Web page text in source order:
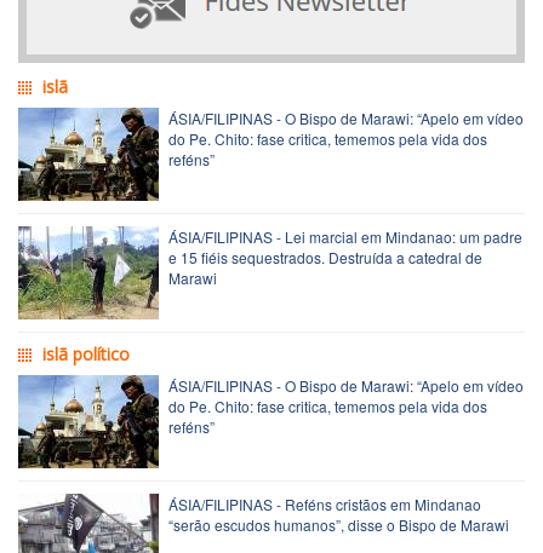
islã
ÁSIA/FILIPINAS - O Bispo de Marawi: “Apelo em vídeo
do Pe. Chito: fase critica, tememos pela vida dos
reféns”
ÁSIA/FILIPINAS - Lei marcial em Mindanao: um padre
e 15 fiéis sequestrados. Destruída a catedral de
Marawi
islã político
ÁSIA/FILIPINAS - O Bispo de Marawi: “Apelo em vídeo
do Pe. Chito: fase critica, tememos pela vida dos
reféns”
ÁSIA/FILIPINAS - Reféns cristãos em Mindanao
“serão escudos humanos”, disse o Bispo de Marawi